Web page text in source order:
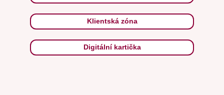
Klientská zóna
Digitální kartička